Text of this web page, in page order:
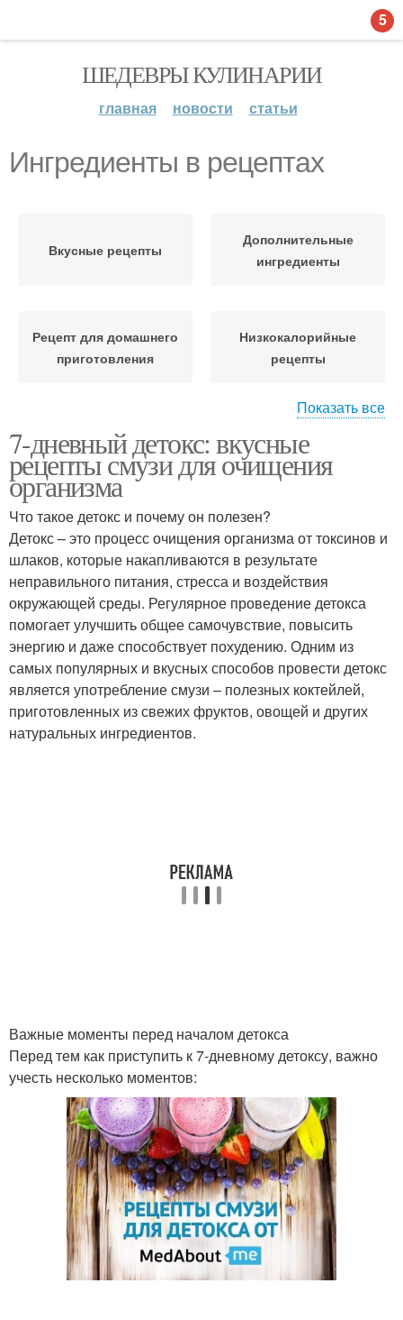
ШЕДЕВРЫ КУЛИНАРИИ
главная новости статьи
Ингредиенты в рецептах
Вкусные рецепты
Дополнительные
ингредиенты
Рецепт для домашнего
приготовления
Низкокалорийные
рецепты
Быстрые рецепты Быстрый рецепт
Рецепт с кремом Домашние рецепты
Основные ингредиенты Частые ингредиенты
Ингредиенты для
песочное тесто
праздничный стол
Рецепт к празднику
Показать все
7-дневный детокс: вкусные
рецепты смузи для очищения
организма
Что такое детокс и почему он полезен?
Детокс – это процесс очищения организма от токсинов и
шлаков, которые накапливаются в результате
неправильного питания, стресса и воздействия
окружающей среды. Регулярное проведение детокса
помогает улучшить общее самочувствие, повысить
энергию и даже способствует похудению. Одним из
самых популярных и вкусных способов провести детокс
является употребление смузи – полезных коктейлей,
приготовленных из свежих фруктов, овощей и других
натуральных ингредиентов.
Важные моменты перед началом детокса
Перед тем как приступить к 7-дневному детоксу, важно
учесть несколько моментов:
5